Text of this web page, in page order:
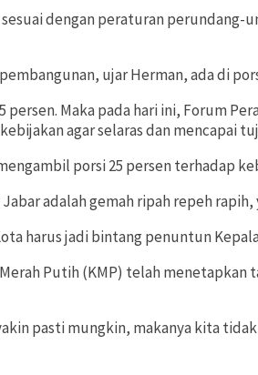
dengan peraturan
ujar Herman, ada di
Maka pada hari ini, Forum
agar selaras dan mencapai
porsi 25 persen terhadap
adalah gemah ripah repeh
harus jadi bintang penuntun
Putih (KMP) telah
pasti mungkin, makanya kita